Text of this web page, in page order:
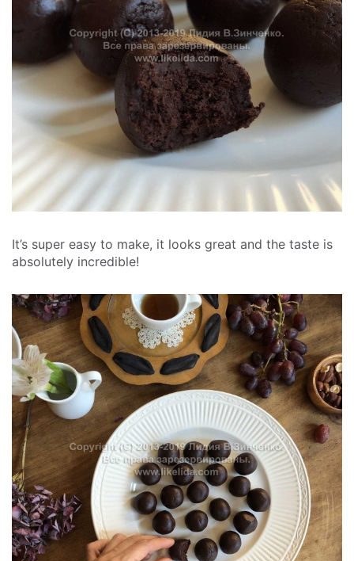
It’s super easy to make, it looks great and the taste is
absolutely incredible!